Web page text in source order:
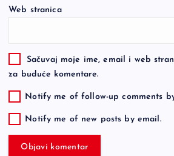
Web stranica
Sačuvaj moje ime, email i web
za buduće komentare.
Notify me of follow-up comments
Notify me of new posts by email.